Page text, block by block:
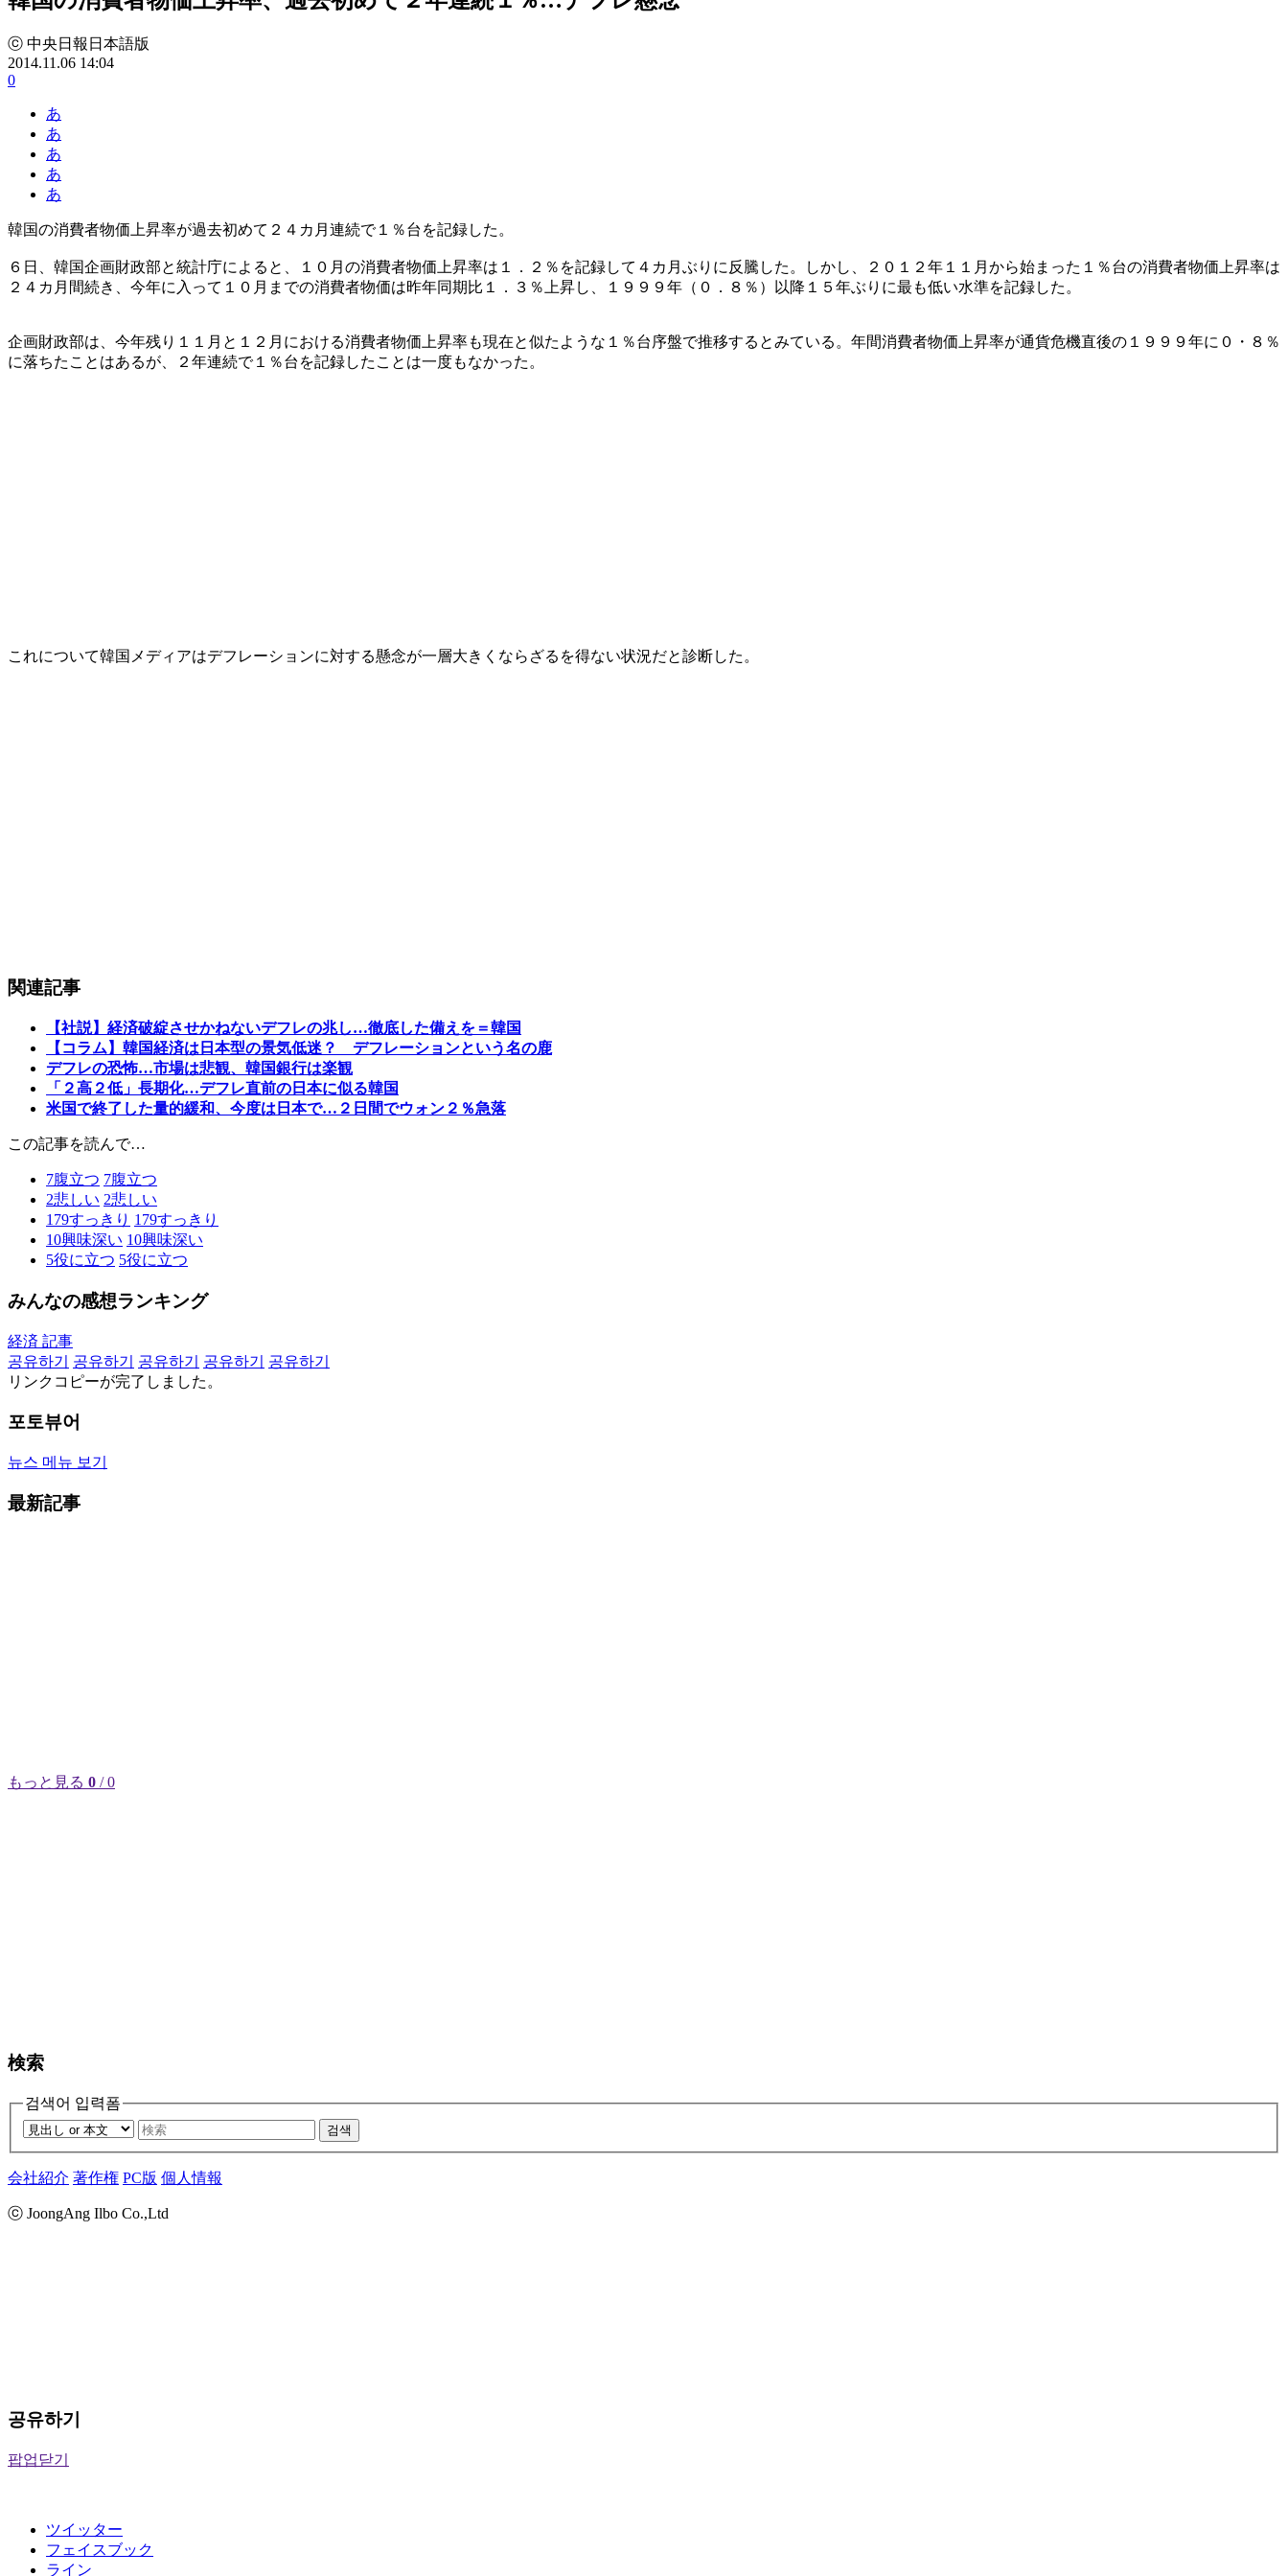
ⓒ 中央日報日本語版
2014.11.06 14:04
0
あ
あ
あ
あ
あ
韓国の消費者物価上昇率が過去初めて２４カ月連続で１％台を記録した。
６日、韓国企画財政部と統計庁によると、１０月の消費者物価上昇率は１．２％を記録して４カ月ぶりに反騰した。しかし、２０１２年１１月から始まった１％台の消費者物価上昇率は
２４カ月間続き、今年に入って１０月までの消費者物価は昨年同期比１．３％上昇し、１９９９年（０．８％）以降１５年ぶりに最も低い水準を記録した。
企画財政部は、今年残り１１月と１２月における消費者物価上昇率も現在と似たような１％台序盤で推移するとみている。年間消費者物価上昇率が通貨危機直後の１９９９年に０・８％
に落ちたことはあるが、２年連続で１％台を記録したことは一度もなかった。
これについて韓国メディアはデフレーションに対する懸念が一層大きくならざるを得ない状況だと診断した。
関連記事
【社説】経済破綻させかねないデフレの兆し…徹底した備えを＝韓国
【コラム】韓国経済は日本型の景気低迷？ デフレーションという名の鹿
デフレの恐怖…市場は悲観、韓国銀行は楽観
「２高２低」長期化…デフレ直前の日本に似る韓国
米国で終了した量的緩和、今度は日本で…２日間でウォン２％急落
この記事を読んで…
7腹立つ 7腹立つ
2悲しい 2悲しい
179すっきり 179すっきり
10興味深い 10興味深い
5役に立つ 5役に立つ
みんなの感想ランキング
経済 記事
공유하기
공유하기 공유하기 공유하기
공유하기
リンクコピーが完了しました。
포토뷰어
뉴스 메뉴 보기
最新記事
もっと見る 0 / 0
検索
검색어 입력폼
검색
会社紹介 著作権 PC版 個人情報
ⓒ JoongAng Ilbo Co.,Ltd
공유하기
팝업닫기
ツイッター
フェイスブック
ライン